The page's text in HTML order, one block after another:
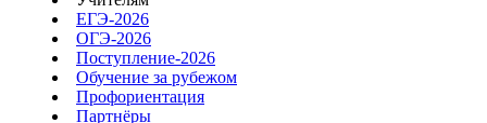
ЕГЭ-2026
ОГЭ-2026
Поступление-2026
Обучение за рубежом
Профориентация
Партнёры